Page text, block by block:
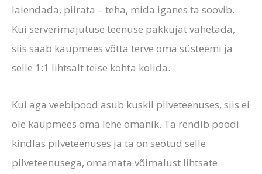
laiendada, piirata – teha, mida iganes ta soovib.
Kui serverimajutuse teenuse pakkujat vahetada,
siis saab kaupmees võtta terve oma süsteemi ja
selle 1:1 lihtsalt teise kohta kolida.
Kui aga veebipood asub kuskil pilveteenuses, siis ei
ole kaupmees oma lehe omanik. Ta rendib poodi
kindlas pilveteenuses ja ta on seotud selle
pilveteenusega, omamata võimalust lihtsate